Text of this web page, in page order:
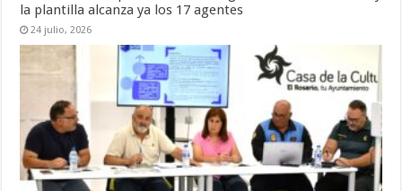
la plantilla alcanza ya los 17 agentes
24 julio, 2026